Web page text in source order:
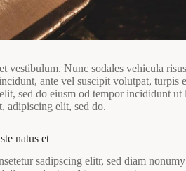
vestibulum. Nunc sodales vehicula
ante vel suscipit volutpat, turpis
sed do eiusm od tempor incididunt
adipiscing elit, sed do.
natus et
sadipscing elitr, sed diam